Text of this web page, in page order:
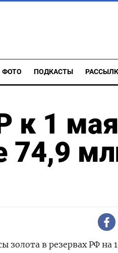
ФОТО ПОДКАСТЫ
к 1 мая
74,9
в резервах РФ на